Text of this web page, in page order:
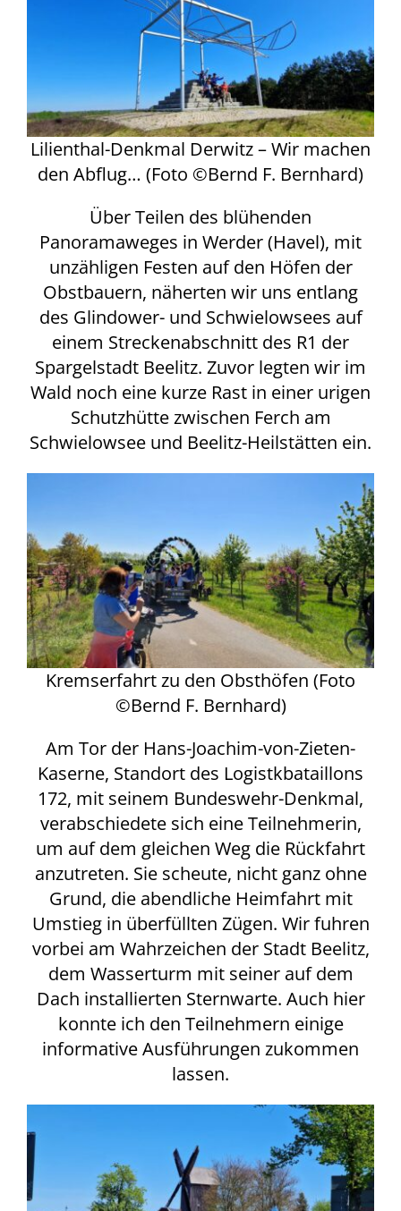
Lilienthal-Denkmal Derwitz – Wir machen
den Abflug… (Foto ©Bernd F. Bernhard)
Über Teilen des blühenden
Panoramaweges in Werder (Havel), mit
unzähligen Festen auf den Höfen der
Obstbauern, näherten wir uns entlang
des Glindower- und Schwielowsees auf
einem Streckenabschnitt des R1 der
Spargelstadt Beelitz. Zuvor legten wir im
Wald noch eine kurze Rast in einer urigen
Schutzhütte zwischen Ferch am
Schwielowsee und Beelitz-Heilstätten ein.
Kremserfahrt zu den Obsthöfen (Foto
©Bernd F. Bernhard)
Am Tor der Hans-Joachim-von-Zieten-
Kaserne, Standort des Logistkbataillons
172, mit seinem Bundeswehr-Denkmal,
verabschiedete sich eine Teilnehmerin,
um auf dem gleichen Weg die Rückfahrt
anzutreten. Sie scheute, nicht ganz ohne
Grund, die abendliche Heimfahrt mit
Umstieg in überfüllten Zügen. Wir fuhren
vorbei am Wahrzeichen der Stadt Beelitz,
dem Wasserturm mit seiner auf dem
Dach installierten Sternwarte. Auch hier
konnte ich den Teilnehmern einige
informative Ausführungen zukommen
lassen.